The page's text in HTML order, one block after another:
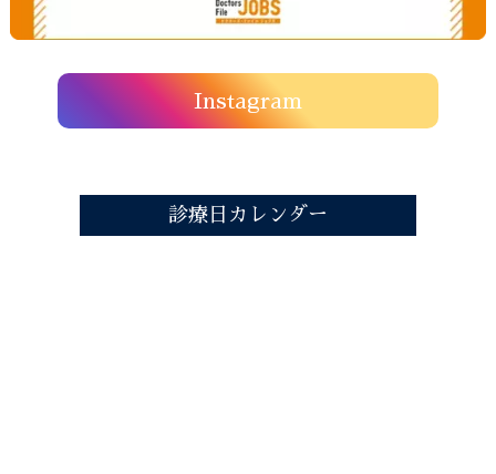
Instagram
診療日カレンダー